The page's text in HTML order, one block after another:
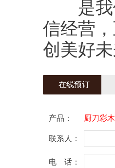
是我们
信经营
创美好
在线预订
产品： 厨刀彩
联系人：
电 话：